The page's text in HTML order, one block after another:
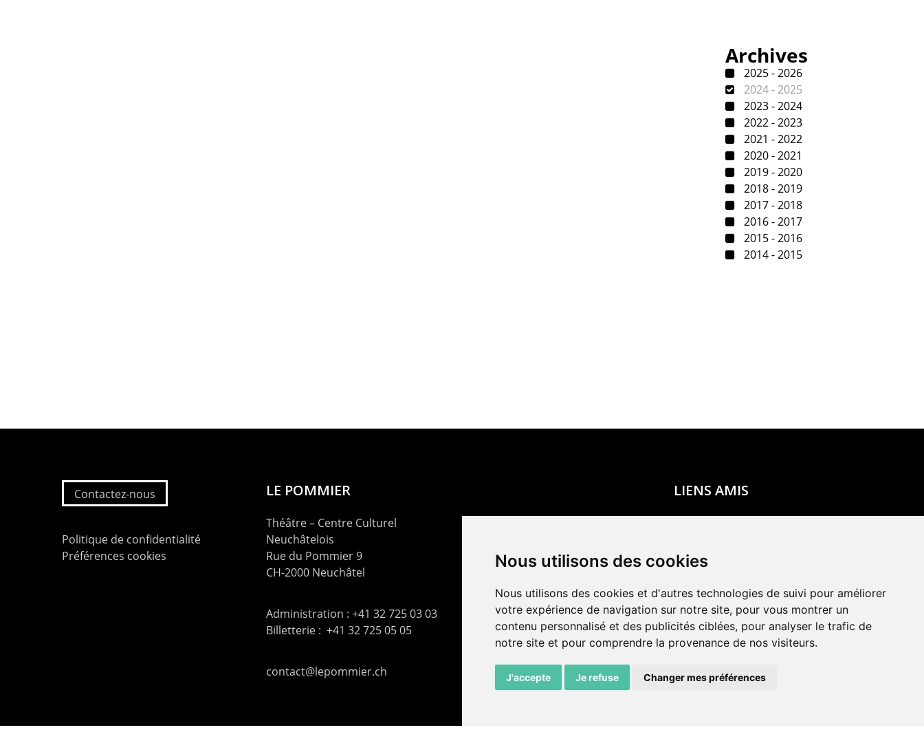
Nous utilisons des cookies
Nous utilisons des cookies et d'autres technologies de suivi pour améliorer
votre expérience de navigation sur notre site, pour vous montrer un
contenu personnalisé et des publicités ciblées, pour analyser le trafic de
notre site et pour comprendre la provenance de nos visiteurs.
J'accepte Je refuse Changer mes préférences
Archives
2025 - 2026
2024 - 2025
2023 - 2024
2022 - 2023
2021 - 2022
2020 - 2021
2019 - 2020
2018 - 2019
2017 - 2018
2016 - 2017
2015 - 2016
2014 - 2015
Contactez-nous
Politique de confidentialité
Préférences cookies
LE POMMIER
Théâtre – Centre Culturel
Neuchâtelois
Rue du Pommier 9
CH-2000 Neuchâtel
Administration : +41 32 725 03 03
Billetterie : +41 32 725 05 05
contact@lepommier.ch
LIENS AMIS